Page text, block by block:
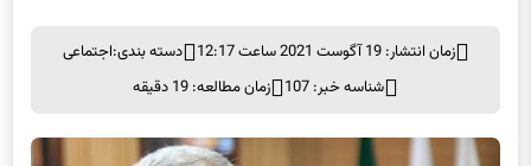
زمان انتشار: 19 آگوست 2021 ساعت 12:17 دسته بندی:اجتماعی
شناسه خبر: 107
زمان مطالعه: 19 دقیقه